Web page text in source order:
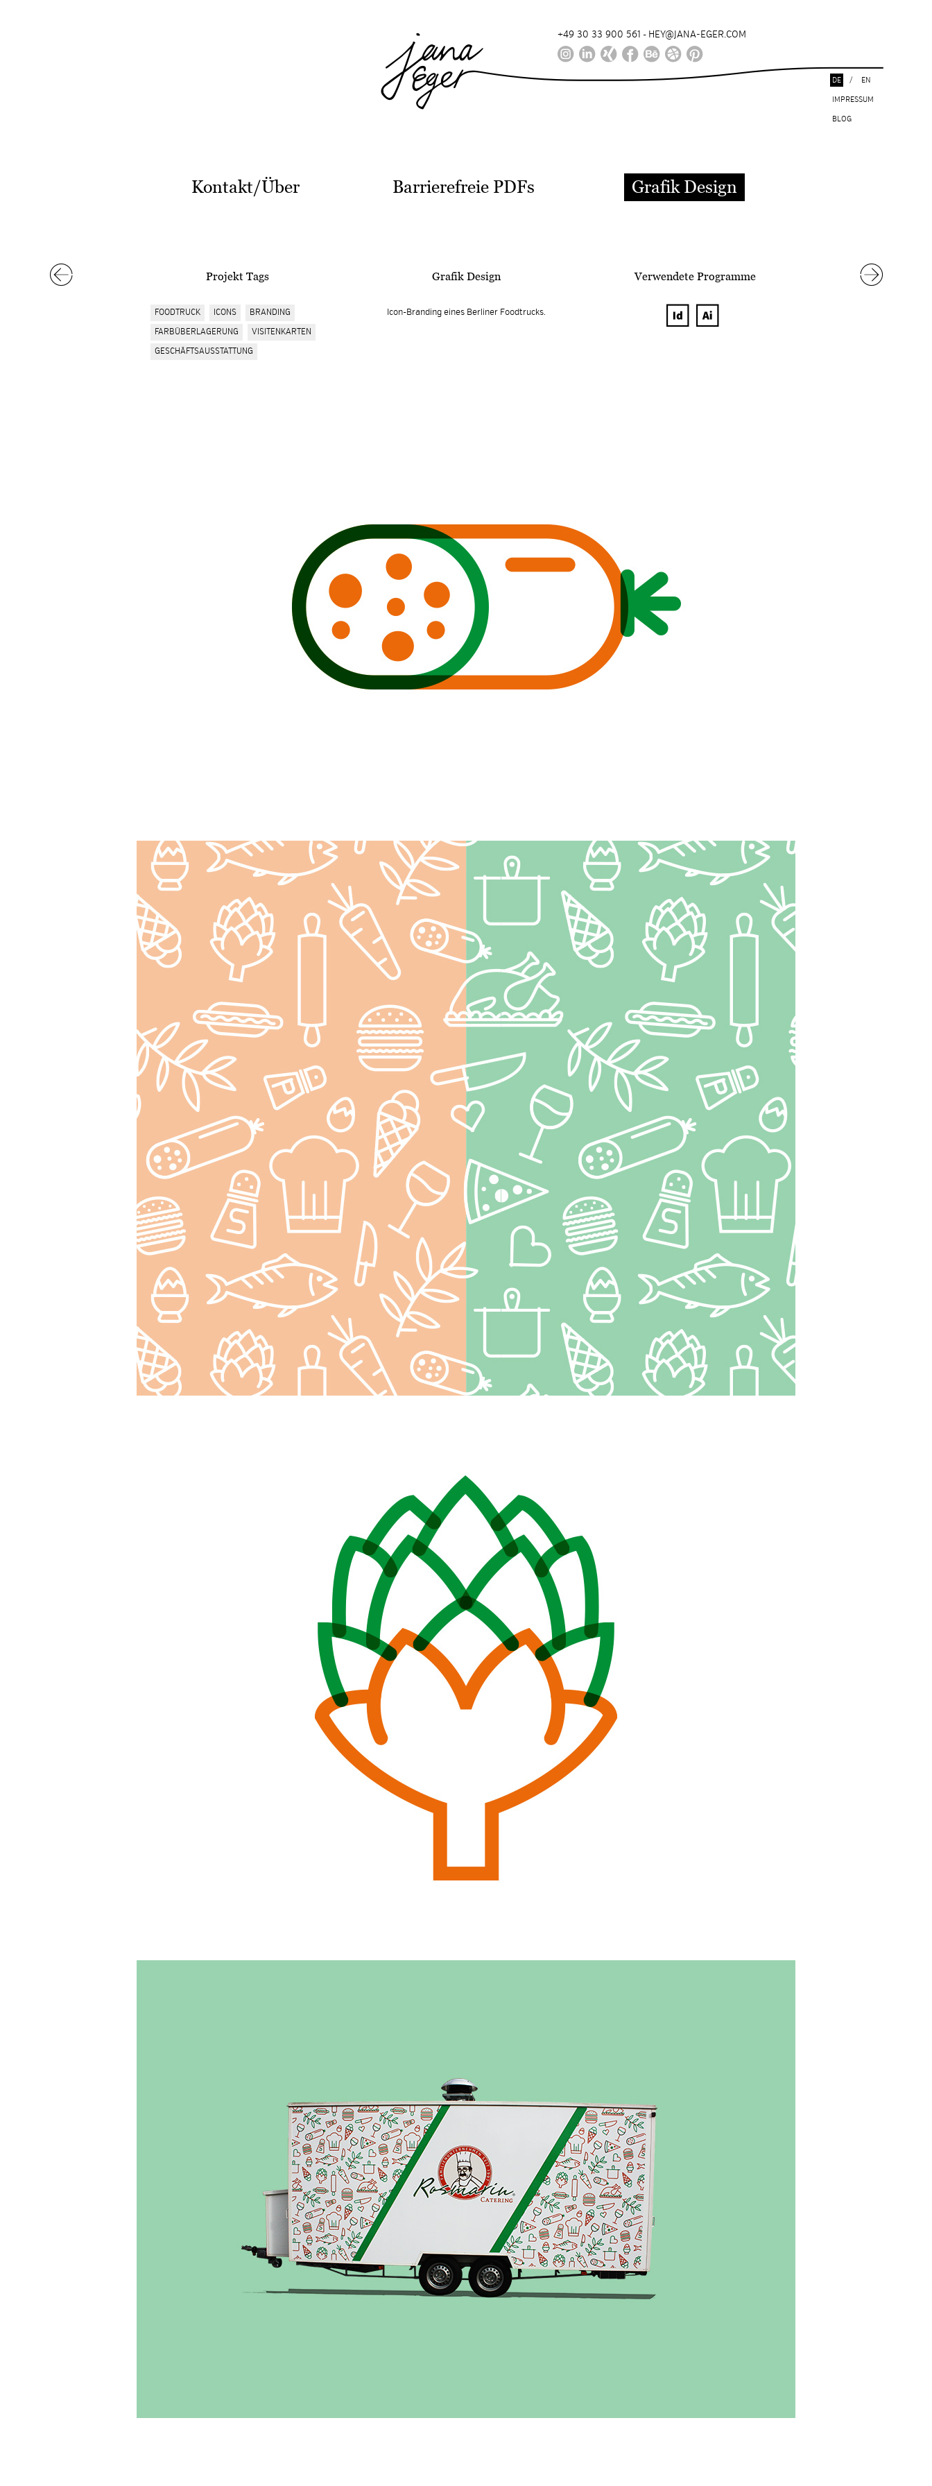
+49 30 33 900 561 - HEY@JANA-EGER.COM
DE / EN
IMPRESSUM
BLOG
Kontakt/Über Barrierefreie PDFs Grafik Design
Projekt Tags
FOODTRUCK ICONS
BRANDING
FARBÜBERLAGERUNG
VISITENKARTEN
GESCHÄFTSAUSSTATTUNG
Grafik Design
Icon-Branding eines Berliner Foodtrucks.
Verwendete Programme